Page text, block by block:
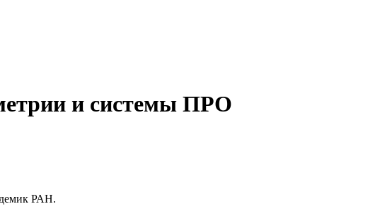
и системы ПРО
РАН.